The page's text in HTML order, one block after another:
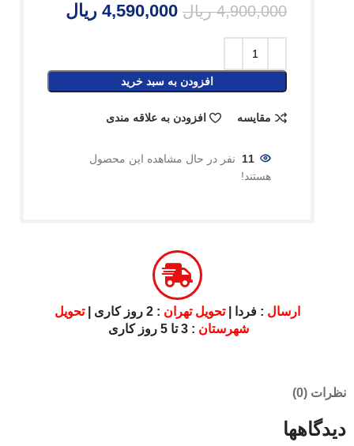
4,900,000 ریال 4,590,000 ریال
افزودن به سبد خرید
مقایسه افزودن به علاقه مندی
11 نفر در حال مشاهده این محصول
هستند!
ارسال : فردا |تحویل تهران : 2 روز کاری |
تحویل
شهرستان : 3 تا 5 روز کاری
نظرات (0)
دیدگاهها